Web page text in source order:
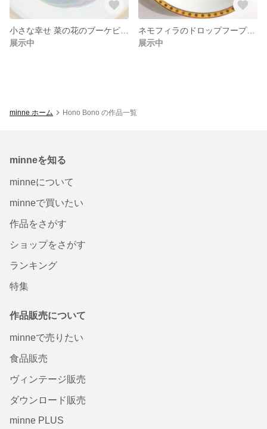
展示中
ネモフィラのドロップフープピアス イヤリング
展示中
minne ホーム Hono Bono の作品一覧
minneを知る
minneについて
minneで買いたい
作品をさがす
ショップをさがす
ランキング
特集
作品販売について
minneで売りたい
食品販売
ヴィンテージ販売
ダウンロード販売
minne PLUS